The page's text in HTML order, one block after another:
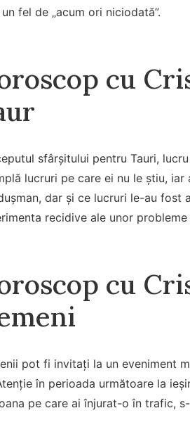
fel de „acum ori niciodată”.
cu
sfârșitului pentru Tauri,
lucruri pe care ei nu le știu,
dar și ce lucruri le-au fost
recidive ale unor
cu
pot fi invitați la un eveniment
în perioada următoare la
pe care ai înjurat-o în trafic,